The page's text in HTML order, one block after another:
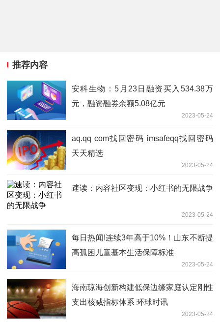
推荐内容
安科生物：5月23日融资买入534.38万
元，融资融券余额5.08亿元
2023-05-24
aq.qq com找回密码 imsafeqq找回密码
天天精选
2023-05-24
速读：内容社区变现：小红书的无限战争
2023-05-24
每日热闻!连续3年高于10%！山东不断提
高孤困儿童基本生活保障标准
2023-05-24
海南琼海创新构建低保边缘家庭认定刚性
支出核减指标体系 环球时讯
2023-05-24